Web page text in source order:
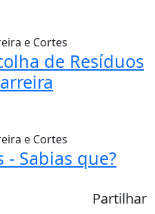
e Cortes
de Resíduos
e Cortes
Sabias que?
Partilhar